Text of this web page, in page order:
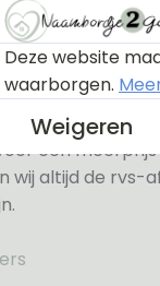
kunt u kiezen
een
wij altijd de rvs-
Deze website
waarborgen.
Weigeren